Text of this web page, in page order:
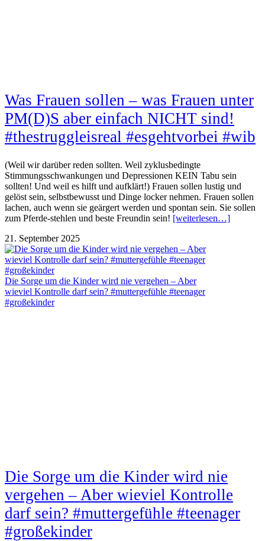
Was Frauen sollen – was Frauen unter
PM(D)S aber einfach NICHT sind!
#thestruggleisreal #esgehtvorbei #wib
(Weil wir darüber reden sollten. Weil zyklusbedingte
Stimmungsschwankungen und Depressionen KEIN Tabu sein
sollten! Und weil es hilft und aufklärt!) Frauen sollen lustig und
gelöst sein, selbstbewusst und Dinge locker nehmen. Frauen sollen
lachen, auch wenn sie geärgert werden und spontan sein. Sie sollen
zum Pferde-stehlen und beste Freundin sein! [weiterlesen…]
21. September 2025
Die Sorge um die Kinder wird nie vergehen – Aber
wieviel Kontrolle darf sein? #muttergefühle #teenager
#großekinder
Die Sorge um die Kinder wird nie
vergehen – Aber wieviel Kontrolle
darf sein? #muttergefühle #teenager
#großekinder